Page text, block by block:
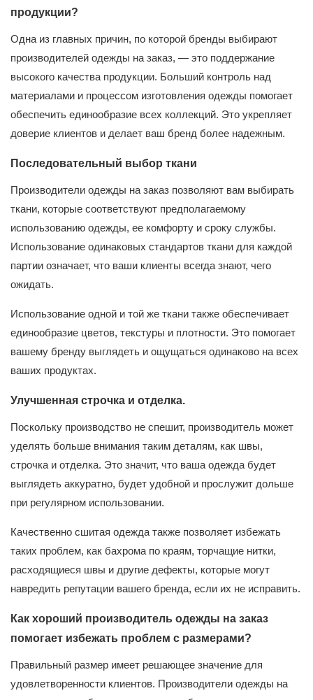
продукции?
Одна из главных причин, по которой бренды выбирают
производителей одежды на заказ, — это поддержание
высокого качества продукции. Больший контроль над
материалами и процессом изготовления одежды помогает
обеспечить единообразие всех коллекций. Это укрепляет
доверие клиентов и делает ваш бренд более надежным.
Последовательный выбор ткани
Производители одежды на заказ позволяют вам выбирать
ткани, которые соответствуют предполагаемому
использованию одежды, ее комфорту и сроку службы.
Использование одинаковых стандартов ткани для каждой
партии означает, что ваши клиенты всегда знают, чего
ожидать.
Использование одной и той же ткани также обеспечивает
единообразие цветов, текстуры и плотности. Это помогает
вашему бренду выглядеть и ощущаться одинаково на всех
ваших продуктах.
Улучшенная строчка и отделка.
Поскольку производство не спешит, производитель может
уделять больше внимания таким деталям, как швы,
строчка и отделка. Это значит, что ваша одежда будет
выглядеть аккуратно, будет удобной и прослужит дольше
при регулярном использовании.
Качественно сшитая одежда также позволяет избежать
таких проблем, как бахрома по краям, торчащие нитки,
расходящиеся швы и другие дефекты, которые могут
навредить репутации вашего бренда, если их не исправить.
Как хороший производитель одежды на заказ
помогает избежать проблем с размерами?
Правильный размер имеет решающее значение для
удовлетворенности клиентов. Производители одежды на